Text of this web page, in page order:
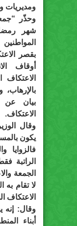
ومديريات
وحذّر
شهر
بقصر
أوقاف
بيان عن
الاعتكاف.
وقال
يكون
فالزوايا
الراتبة
الجمعة
لا تقام به
الاعتكاف
وقال: إنه
أبناء